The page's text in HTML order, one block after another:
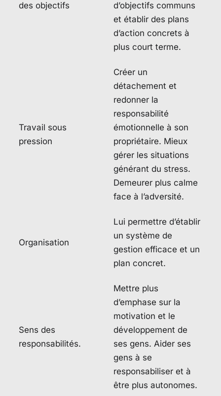
des objectifs
d’objectifs communs
et établir des plans
d’action concrets à
plus court terme.
Travail sous
pression
Créer un
détachement et
redonner la
responsabilité
émotionnelle à son
propriétaire. Mieux
gérer les situations
générant du stress.
Demeurer plus calme
face à l’adversité.
Organisation
Lui permettre d’établir
un système de
gestion efficace et un
plan concret.
Sens des
responsabilités.
Mettre plus
d’emphase sur la
motivation et le
développement de
ses gens. Aider ses
gens à se
responsabiliser et à
être plus autonomes.